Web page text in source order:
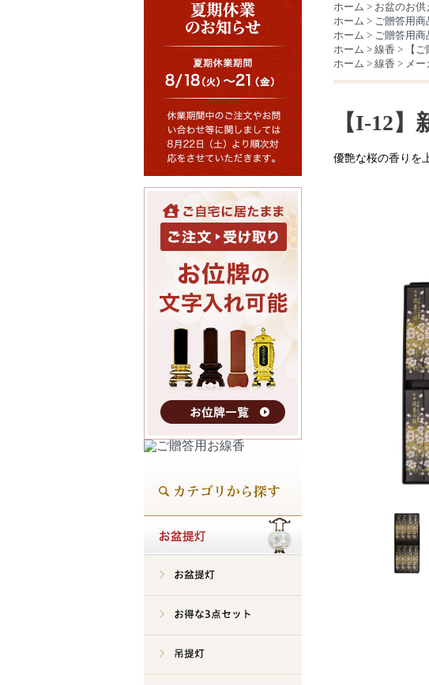
ホーム > お盆のお供
ホーム > ご贈答用商
ホーム > ご贈答用商
ホーム > 線香 > 【
ホーム > 線香 > メ
【I-12
優艶な桜の香りを